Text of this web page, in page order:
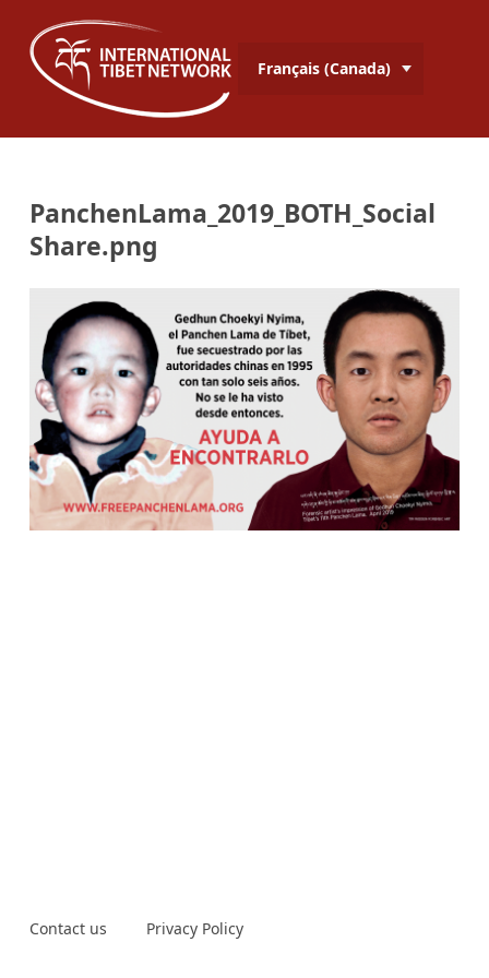
Français (Canada)
PanchenLama_2019_BOTH_Social
Share.png
Contact us Privacy Policy